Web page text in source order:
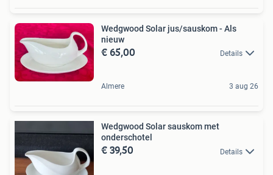
Wedgwood Solar jus/sauskom - Als
nieuw
€ 65,00 Details
Almere 3 aug 26
Wedgwood Solar sauskom met
onderschotel
€ 39,50 Details